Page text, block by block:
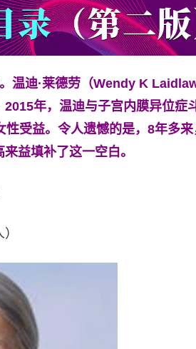
温迪·莱德劳（Wendy K
年，温迪与子宫内膜异位症
受益。令人遗憾的是，8年多来
益填补了这一空白。